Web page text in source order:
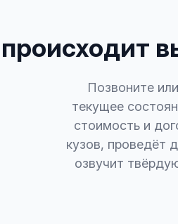
Позвоните
текущее
стоимость и
кузов, проведёт
озвучит